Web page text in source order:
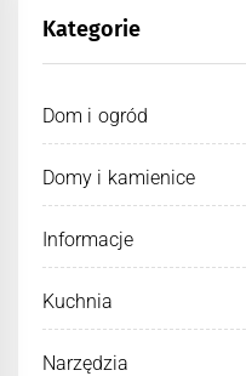
Kategorie
Dom i ogród
Domy i kamienice
Informacje
Kuchnia
Narzędzia